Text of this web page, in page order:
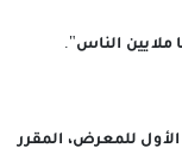
ملايين الناس".
رقما قياسيا بلغ 100 ألف تذكرة لليوم الأول للمعرض، المقرر